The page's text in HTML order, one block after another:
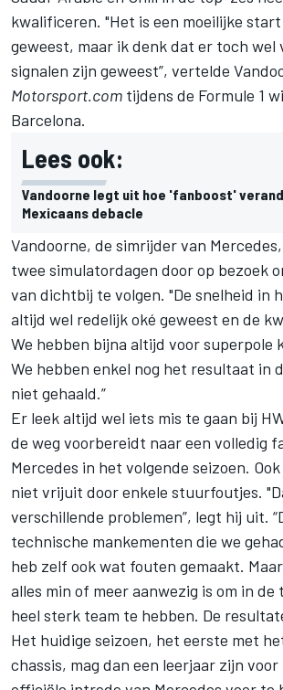
kwalificeren. "Het is een moeilijke
geweest, maar ik denk dat er toch wel
signalen zijn geweest”, vertelde
Motorsport.com tijdens de Formule 1
Barcelona.
Lees ook:
Vandoorne legt uit hoe 'fanboost'
Mexicaans debacle
Vandoorne, de simrijder van
twee simulatordagen door op bezoek
van dichtbij te volgen. "De snelheid in
altijd wel redelijk oké geweest en de
We hebben bijna altijd voor superpole
We hebben enkel nog het resultaat in
niet gehaald.”
Er leek altijd wel iets mis te gaan bij
de weg voorbereidt naar een volledig
Mercedes in het volgende seizoen.
niet vrijuit door enkele stuurfoutjes.
verschillende problemen”, legt hij uit.
technische mankementen die we
heb zelf ook wat fouten gemaakt.
alles min of meer aanwezig is om in de
heel sterk team te hebben. De
Het huidige seizoen, het eerste met
chassis, mag dan een leerjaar zijn voor